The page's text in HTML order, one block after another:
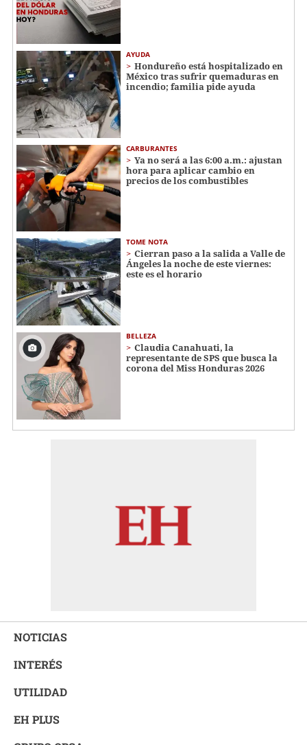
AYUDA
Hondureño está hospitalizado en
México tras sufrir quemaduras en
incendio; familia pide ayuda
CARBURANTES
Ya no será a las 6:00 a.m.: ajustan
hora para aplicar cambio en
precios de los combustibles
TOME NOTA
Cierran paso a la salida a Valle de
Ángeles la noche de este viernes:
este es el horario
BELLEZA
Claudia Canahuati, la
representante de SPS que busca la
corona del Miss Honduras 2026
NOTICIAS
INTERÉS
UTILIDAD
EH PLUS